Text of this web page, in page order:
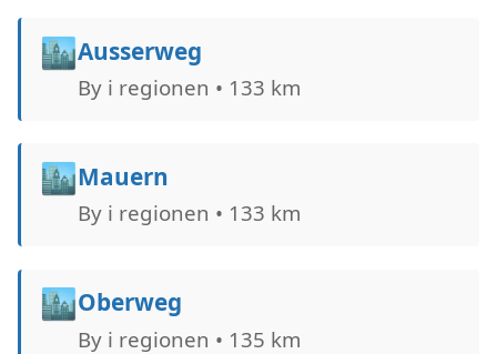
🏙️Ausserweg
By i regionen • 133 km
🏙️Mauern
By i regionen • 133 km
🏙️Oberweg
By i regionen • 135 km